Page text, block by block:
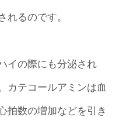
れるのです。
イの際にも分泌され
カテコールアミンは血
拍数の増加などを引き